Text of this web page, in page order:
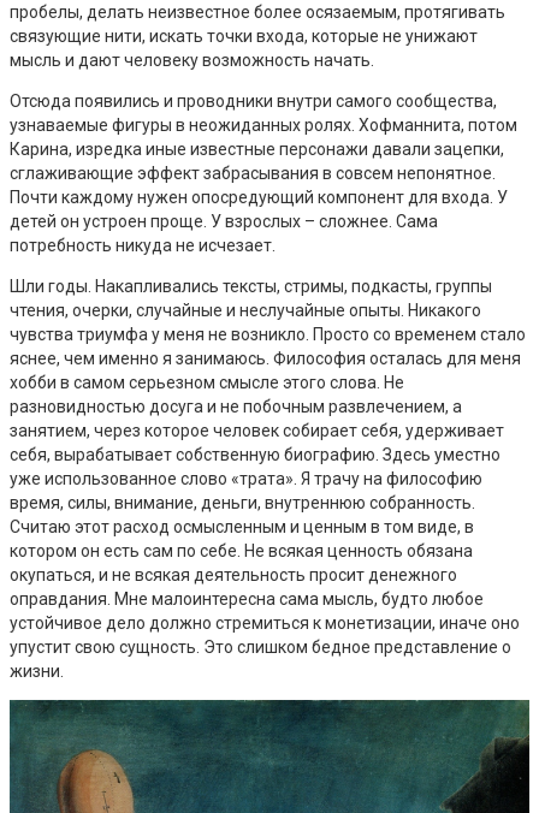
пробелы, делать неизвестное более осязаемым, протягивать
связующие нити, искать точки входа, которые не унижают
мысль и дают человеку возможность начать.
Отсюда появились и проводники внутри самого сообщества,
узнаваемые фигуры в неожиданных ролях. Хофманнита, потом
Карина, изредка иные известные персонажи давали зацепки,
сглаживающие эффект забрасывания в совсем непонятное.
Почти каждому нужен опосредующий компонент для входа. У
детей он устроен проще. У взрослых – сложнее. Сама
потребность никуда не исчезает.
Шли годы. Накапливались тексты, стримы, подкасты, группы
чтения, очерки, случайные и неслучайные опыты. Никакого
чувства триумфа у меня не возникло. Просто со временем стало
яснее, чем именно я занимаюсь. Философия осталась для меня
хобби в самом серьезном смысле этого слова. Не
разновидностью досуга и не побочным развлечением, а
занятием, через которое человек собирает себя, удерживает
себя, вырабатывает собственную биографию. Здесь уместно
уже использованное слово «трата». Я трачу на философию
время, силы, внимание, деньги, внутреннюю собранность.
Считаю этот расход осмысленным и ценным в том виде, в
котором он есть сам по себе. Не всякая ценность обязана
окупаться, и не всякая деятельность просит денежного
оправдания. Мне малоинтересна сама мысль, будто любое
устойчивое дело должно стремиться к монетизации, иначе оно
упустит свою сущность. Это слишком бедное представление о
жизни.